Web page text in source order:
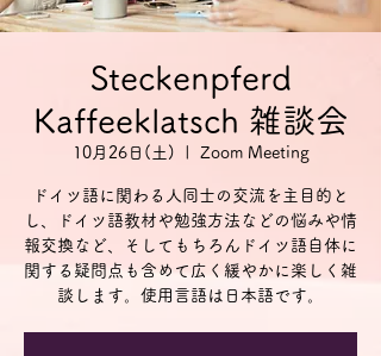
Steckenpferd
Kaffeeklatsch 雑談会
10月26日(土) Zoom Meeting
ドイツ語に関わる人同士の交流を主目的と
し、ドイツ語教材や勉強方法などの悩みや情
報交換など、そしてもちろんドイツ語自体に
関する疑問点も含めて広く緩やかに楽しく雑
談します。使用言語は日本語です。